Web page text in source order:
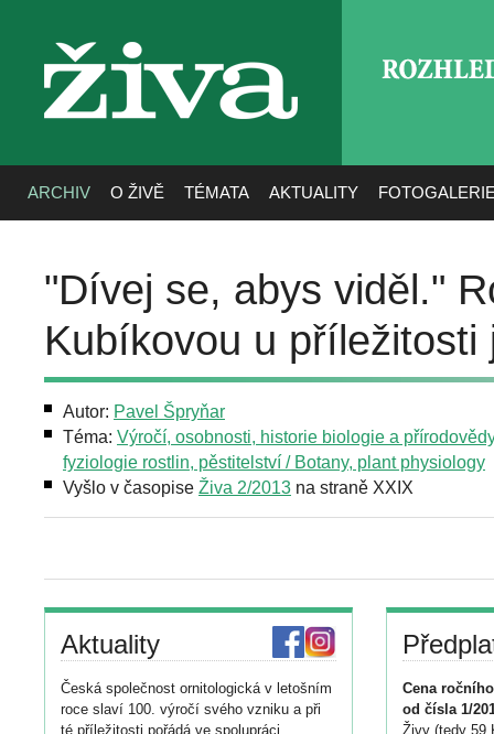
živa
ARCHIV O ŽIVĚ TÉMATA AKTUALITY
"Dívej se, abys viděl."
Kubíkovou u
Autor: Pavel Špryňar
Téma: Výročí, osobnosti, historie biologie a
fyziologie rostlin, pěstitelství / Botany, plant physiology
Vyšlo v časopise Živa 2/2013 na straně XXIX
Aktuality
Česká společnost ornitologická v letošním
roce slaví 100. výročí svého vzniku a při
té příležitosti pořádá ve spolupráci
Cena
od čísla 1/
Živy (tedy 59